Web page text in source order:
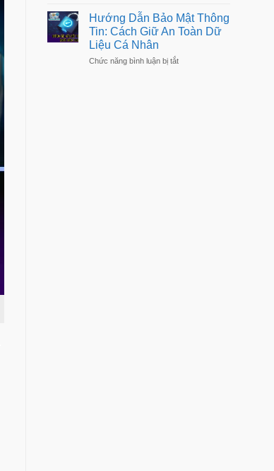
Chi
Tiết,
Hiệu
Kiện
Ra
Mắt
–
Hướng Dẫn Bảo Mật Thông
Tin: Cách Giữ An Toàn Dữ
Liệu Cá Nhân
Chức năng bình luận bị tắtở